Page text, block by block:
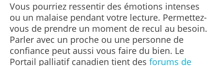
Vous pourriez ressentir des émotions intenses
ou un malaise pendant votre lecture. Permettez-
vous de prendre un moment de recul au besoin.
Parler avec un proche ou une personne de
confiance peut aussi vous faire du bien. Le
Portail palliatif canadien tient des forums de